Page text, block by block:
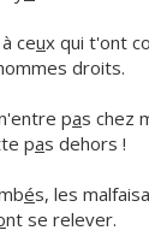
ceux qui t'ont
droits.
pas chez
pas dehors !
és, les
nt se relever.